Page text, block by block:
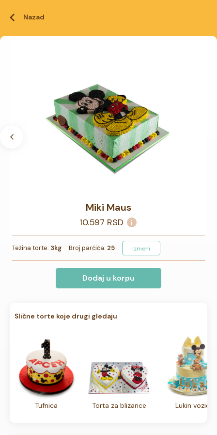
Nazad
Miki Maus
10.597 RSD
Težina torte: 3kg Broj parčića: 25 Izmeni
Dodaj u korpu
Slične torte koje drugi gledaju
Tufnica Torta za blizance Lukin vozić